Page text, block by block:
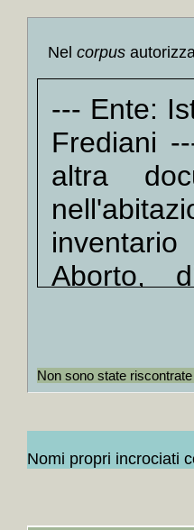
Nelcorpus
--- Ente:
Frediani
altra
Aborto,
Giglia
Catalogo
Non sono state
Nomi propri incrociati